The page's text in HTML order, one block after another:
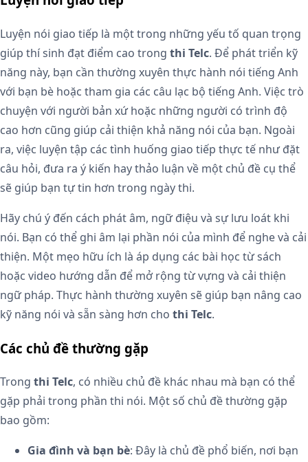
Luyện nói giao tiếp là một trong những yếu tố quan trọng
giúp thí sinh đạt điểm cao trong thi Telc. Để phát triển kỹ
năng này, bạn cần thường xuyên thực hành nói tiếng Anh
với bạn bè hoặc tham gia các câu lạc bộ tiếng Anh. Việc trò
chuyện với người bản xứ hoặc những người có trình độ
cao hơn cũng giúp cải thiện khả năng nói của bạn. Ngoài
ra, việc luyện tập các tình huống giao tiếp thực tế như đặt
câu hỏi, đưa ra ý kiến hay thảo luận về một chủ đề cụ thể
sẽ giúp bạn tự tin hơn trong ngày thi.
Hãy chú ý đến cách phát âm, ngữ điệu và sự lưu loát khi
nói. Bạn có thể ghi âm lại phần nói của mình để nghe và cải
thiện. Một mẹo hữu ích là áp dụng các bài học từ sách
hoặc video hướng dẫn để mở rộng từ vựng và cải thiện
ngữ pháp. Thực hành thường xuyên sẽ giúp bạn nâng cao
kỹ năng nói và sẵn sàng hơn cho thi Telc.
Các chủ đề thường gặp
Trong thi Telc, có nhiều chủ đề khác nhau mà bạn có thể
gặp phải trong phần thi nói. Một số chủ đề thường gặp
bao gồm:
Gia đình và bạn bè: Đây là chủ đề phổ biến, nơi bạn